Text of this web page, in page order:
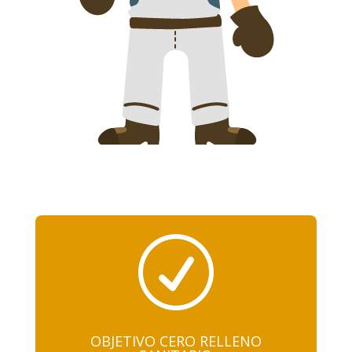
R
OBJETIVO CERO RELLENO